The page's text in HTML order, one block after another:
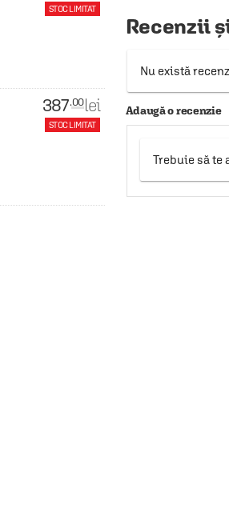
STOC LIMITAT
387.00lei
STOC LIMITAT
Recenzii
Nu există
Adaugă o recenzie
Trebuie să